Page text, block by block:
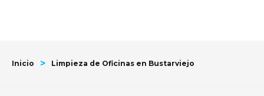
Inicio > Limpieza de Oficinas en Bustarviejo